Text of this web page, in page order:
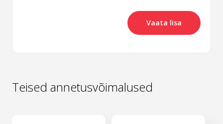
Vaata lisa
Teised annetusvõimalused